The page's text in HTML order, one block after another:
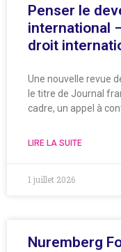
Penser le
international
droit
Une nouvelle revue
le titre de Journal
cadre, un appel à
LIRE LA SUITE
1 juillet 2026
Nuremberg